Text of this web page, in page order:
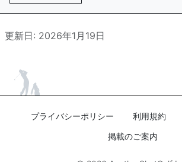
更新日: 2026年1月19日
プライバシーポリシー 利用規約
掲載のご案内